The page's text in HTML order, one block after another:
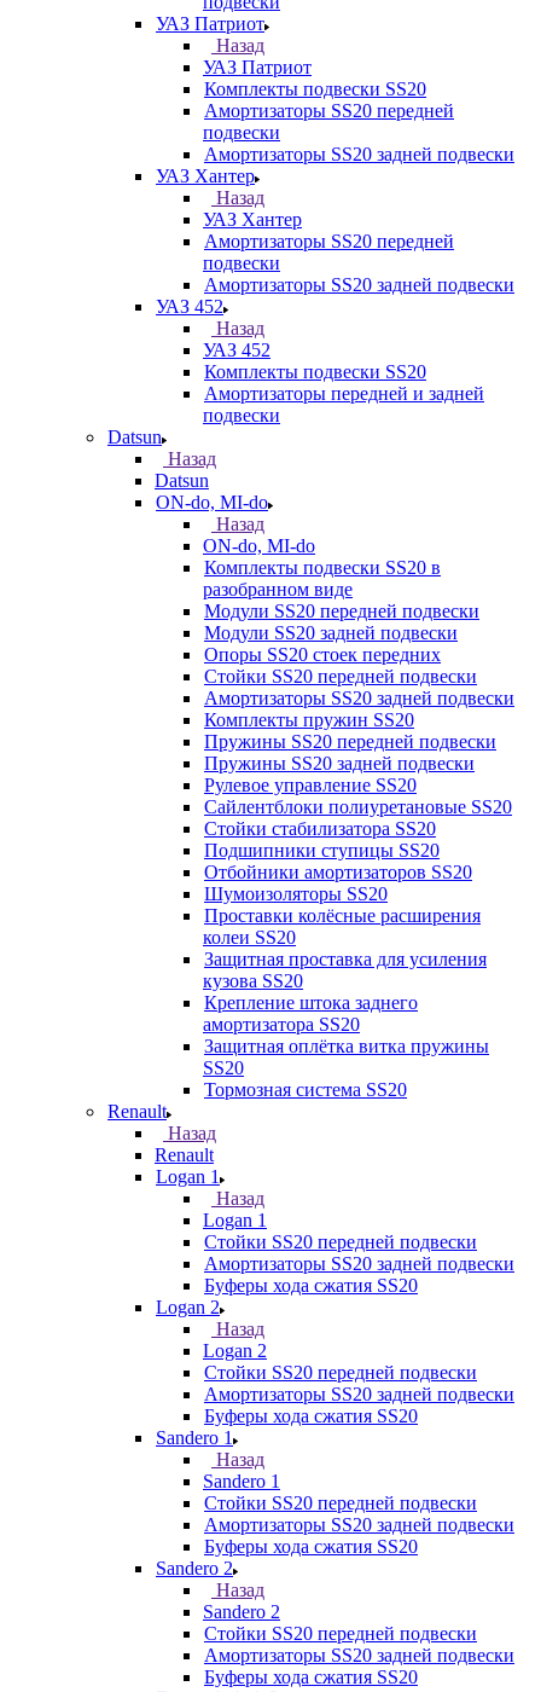
УАЗ Патриот
Назад
УАЗ Патриот
Комплекты подвески SS20
Амортизаторы SS20 передней
подвески
Амортизаторы SS20 задней подвески
УАЗ Хантер
Назад
УАЗ Хантер
Амортизаторы SS20 передней
подвески
Амортизаторы SS20 задней подвески
УАЗ 452
Назад
УАЗ 452
Комплекты подвески SS20
Амортизаторы передней и задней
подвески
Datsun
Назад
Datsun
ON-do, MI-do
Назад
ON-do, MI-do
Комплекты подвески SS20 в
разобранном виде
Модули SS20 передней подвески
Модули SS20 задней подвески
Опоры SS20 стоек передних
Стойки SS20 передней подвески
Амортизаторы SS20 задней подвески
Комплекты пружин SS20
Пружины SS20 передней подвески
Пружины SS20 задней подвески
Рулевое управление SS20
Сайлентблоки полиуретановые SS20
Стойки стабилизатора SS20
Подшипники ступицы SS20
Отбойники амортизаторов SS20
Шумоизоляторы SS20
Проставки колёсные расширения
колеи SS20
Защитная проставка для усиления
кузова SS20
Крепление штока заднего
амортизатора SS20
Защитная оплётка витка пружины
SS20
Тормозная система SS20
Renault
Назад
Renault
Logan 1
Назад
Logan 1
Стойки SS20 передней подвески
Амортизаторы SS20 задней подвески
Буферы хода сжатия SS20
Logan 2
Назад
Logan 2
Стойки SS20 передней подвески
Амортизаторы SS20 задней подвески
Буферы хода сжатия SS20
Sandero 1
Назад
Sandero 1
Стойки SS20 передней подвески
Амортизаторы SS20 задней подвески
Буферы хода сжатия SS20
Sandero 2
Назад
Sandero 2
Стойки SS20 передней подвески
Амортизаторы SS20 задней подвески
Буферы хода сжатия SS20